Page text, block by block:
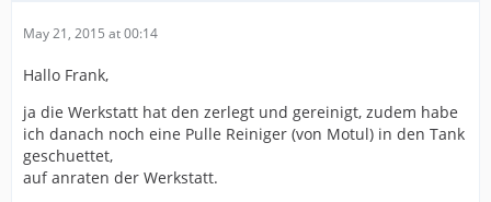
May 21, 2015 at 00:14
Hallo Frank,
ja die Werkstatt hat den zerlegt und gereinigt, zudem habe
ich danach noch eine Pulle Reiniger (von Motul) in den Tank
geschuettet,
auf anraten der Werkstatt.